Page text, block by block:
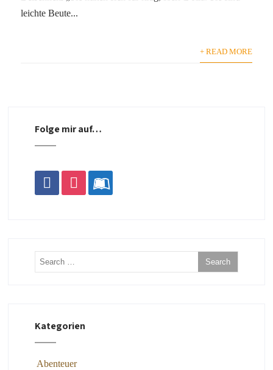
leichte Beute...
+ READ MORE
Folge mir auf…
facebookinstagramleanpub
Kategorien
Abenteuer